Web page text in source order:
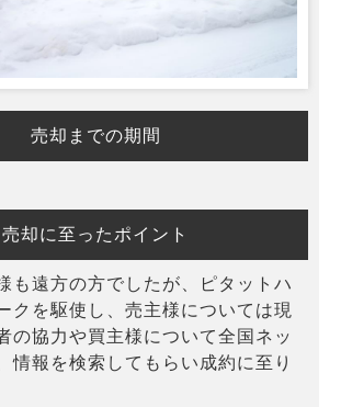
売却までの期間
売却に至ったポイント
も遠方の方でしたが、ピタットハ
クを駆使し、売主様については現
の協力や買主様について全国ネッ
情報を検索してもらい成約に至り